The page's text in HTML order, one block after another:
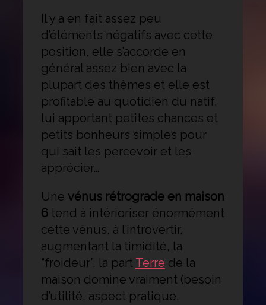
Il y a en fait assez peu
d’éléments négatifs avec cette
position, elle s’accorde en
général assez bien avec la
plupart des thèmes et elle est
profitable au quotidien du natif,
lui apportant petites chances et
petits bonheurs simples pour
qui sait les percevoir et les
apprécier…
Une vénus rétrograde en maison
6tend à intérioriser énormément
cette vénus, à l’introvertir,
augmentant la timidité, la
“froideur”, la part Terre de la
maison domine vraiment (besoin
d’utilité, aspect pratique,